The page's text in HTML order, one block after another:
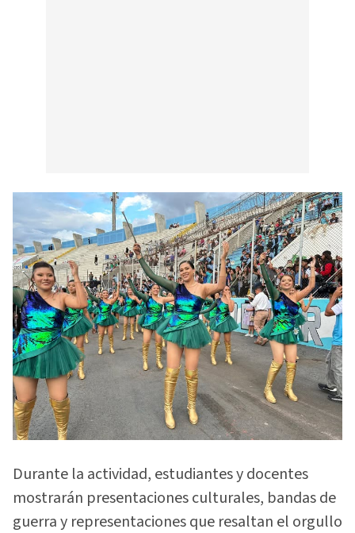
Durante la actividad, estudiantes y docentes
mostrarán presentaciones culturales, bandas de
guerra y representaciones que resaltan el orgullo